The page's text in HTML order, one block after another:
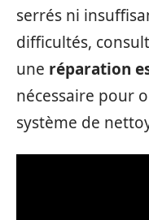
serrés ni
difficultés,
une réparation
nécessaire pour
système de